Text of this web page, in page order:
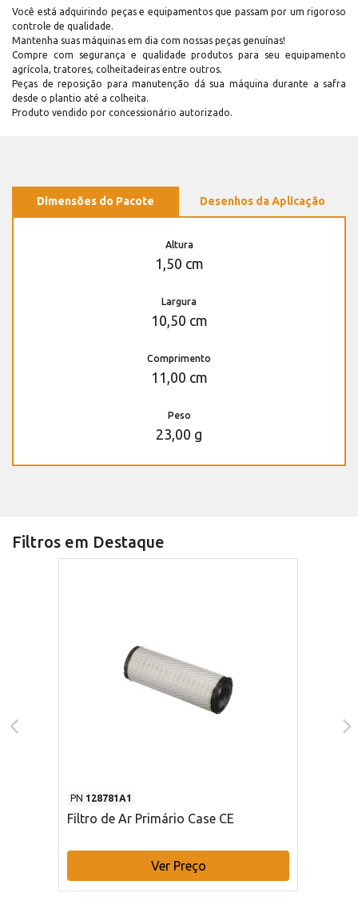
Você está adquirindo peças e equipamentos que passam por um rigoroso
controle de qualidade.
Mantenha suas máquinas em dia com nossas peças genuínas!
Compre com segurança e qualidade produtos para seu equipamento
agrícola, tratores, colheitadeiras entre outros.
Peças de reposição para manutenção dá sua máquina durante a safra
desde o plantio até a colheita.
Produto vendido por concessionário autorizado.
Dimensões do Pacote Desenhos da Aplicação
Altura
1,50 cm
Largura
10,50 cm
Comprimento
11,00 cm
Peso
23,00 g
Filtros em Destaque
PN 128781A1
Filtro de Ar Primário Case CE
Ver Preço